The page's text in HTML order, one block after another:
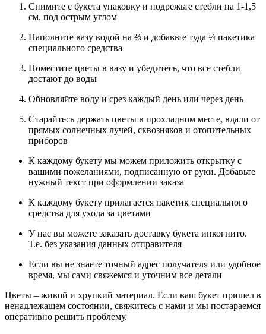
Снимите с букета упаковку и подрежьте стебли на 1-1,5
см. под острым углом
Наполните вазу водой на ⅔ и добавьте туда ¼ пакетика
специального средства
Поместите цветы в вазу и убедитесь, что все стебли
достают до воды
Обновляйте воду и срез каждый день или через день
Старайтесь держать цветы в прохладном месте, вдали от
прямых солнечных лучей, сквозняков и отопительных
приборов
К каждому букету мы можем приложить открытку с
вашими пожеланиями, подписанную от руки. Добавьте
нужный текст при оформлении заказа
К каждому букету прилагается пакетик специального
средства для ухода за цветами
У нас вы можете заказать доставку букета инкогнито.
Т.е. без указания данных отправителя
Если вы не знаете точный адрес получателя или удобное
время, мы сами свяжемся и уточним все детали
Цветы – живой и хрупкий материал. Если ваш букет пришел в
ненадлежащем состоянии, свяжитесь с нами и мы постараемся
оперативно решить проблему.